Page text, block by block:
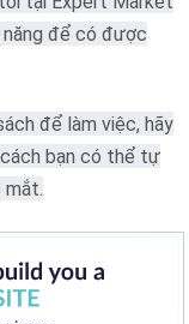
để có được
để làm việc, hãy
bạn có thể tự
mắt.